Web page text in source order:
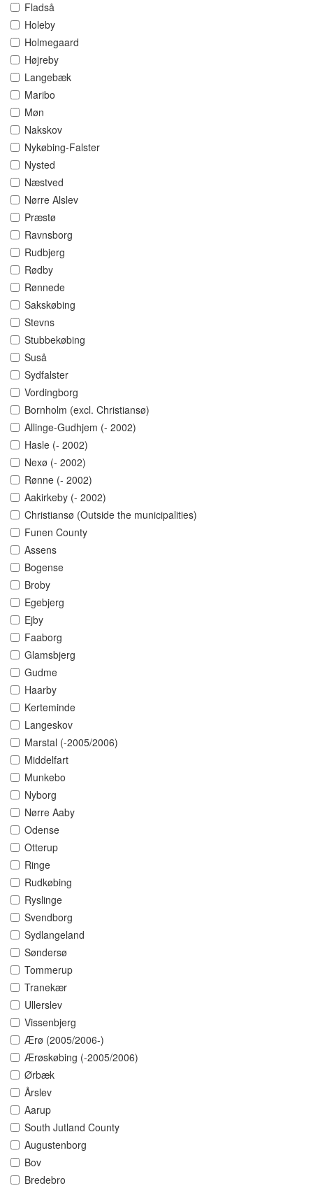
Fladså
Holeby
Holmegaard
Højreby
Langebæk
Maribo
Møn
Nakskov
Nykøbing-Falster
Nysted
Næstved
Nørre Alslev
Præstø
Ravnsborg
Rudbjerg
Rødby
Rønnede
Sakskøbing
Stevns
Stubbekøbing
Suså
Sydfalster
Vordingborg
Bornholm (excl. Christiansø)
Allinge-Gudhjem (- 2002)
Hasle (- 2002)
Nexø (- 2002)
Rønne (- 2002)
Aakirkeby (- 2002)
Christiansø (Outside the municipalities)
Funen County
Assens
Bogense
Broby
Egebjerg
Ejby
Faaborg
Glamsbjerg
Gudme
Haarby
Kerteminde
Langeskov
Marstal (-2005/2006)
Middelfart
Munkebo
Nyborg
Nørre Aaby
Odense
Otterup
Ringe
Rudkøbing
Ryslinge
Svendborg
Sydlangeland
Søndersø
Tommerup
Tranekær
Ullerslev
Vissenbjerg
Ærø (2005/2006-)
Ærøskøbing (-2005/2006)
Ørbæk
Årslev
Aarup
South Jutland County
Augustenborg
Bov
Bredebro